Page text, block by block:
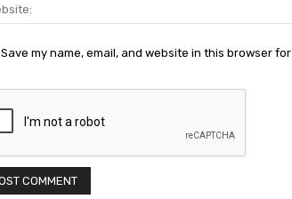
Save my name, email, and website in this browser